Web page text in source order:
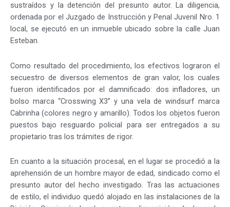
sustraídos y la detención del presunto autor. La diligencia,
ordenada por el Juzgado de Instrucción y Penal Juvenil Nro. 1
local, se ejecutó en un inmueble ubicado sobre la calle Juan
Esteban.
Como resultado del procedimiento, los efectivos lograron el
secuestro de diversos elementos de gran valor, los cuales
fueron identificados por el damnificado: dos infladores, un
bolso marca “Crosswing X3” y una vela de windsurf marca
Cabrinha (colores negro y amarillo). Todos los objetos fueron
puestos bajo resguardo policial para ser entregados a su
propietario tras los trámites de rigor.
En cuanto a la situación procesal, en el lugar se procedió a la
aprehensión de un hombre mayor de edad, sindicado como el
presunto autor del hecho investigado. Tras las actuaciones
de estilo, el individuo quedó alojado en las instalaciones de la